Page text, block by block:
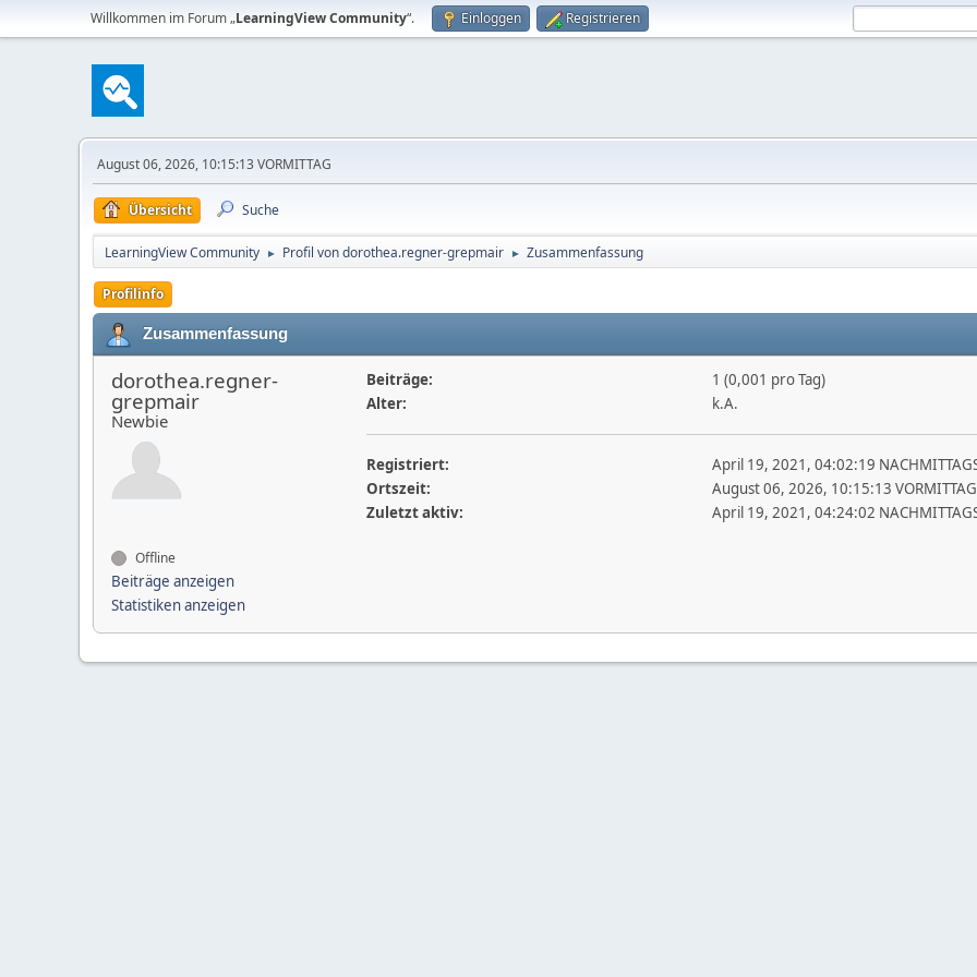
Willkommen im Forum „LearningView Community“. Einloggen Registrieren
August 06, 2026, 10:15:13 VORMITTAG
Übersicht Suche
LearningView Community ► Profil von dorothea.regner-grepmair ► Zusammenfassung
Profilinfo
Zusammenfassung
dorothea.regner-
grepmair
Newbie
Offline
Beiträge anzeigen
Statistiken anzeigen
Beiträge:
1 (0,001 pro Tag)
Alter:
k.A.
Registriert:
April 19, 2021, 04:02:19
Ortszeit:
August 06, 2026, 10:15:13 VORMITTAG
Zuletzt aktiv:
April 19, 2021, 04:24:02